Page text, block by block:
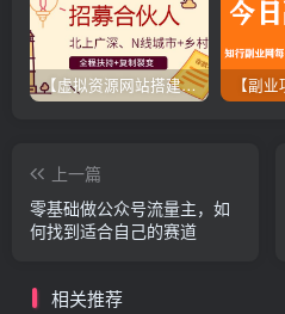
【虚拟资源网站搭建服务】加盟本站系统，做一个和本站一样的独立网站，躺赚的项目
上一篇
零基础做公众号流量主，如
何找到适合自己的赛道
相关推荐